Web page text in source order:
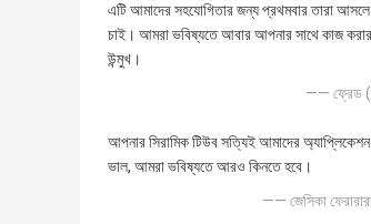
এটি আমাদের সহযোগিতার জন্য প্রথমবার তারা
চাই। আমরা ভবিষ্যতে আবার আপনার সাথে কাজ
উন্মুখ।
—— ফ্রেড
আপনার সিরামিক টিউব সত্যিই আমাদের
ভাল, আমরা ভবিষ্যতে আরও কিনতে হবে।
—— জেসিকা